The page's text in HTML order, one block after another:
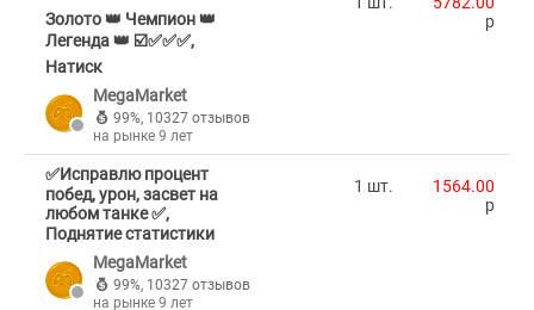
Золото 👑 Чемпион 👑
Легенда 👑 ☑️✅✅✅,
Натиск
MegaMarket
99%, 10327 отзывов
на рынке 9 лет
p
✅Исправлю процент
побед, урон, засвет на
любом танке ✅,
Поднятие статистики
MegaMarket
99%, 10327 отзывов
на рынке 9 лет
1 шт.
1564.00
p